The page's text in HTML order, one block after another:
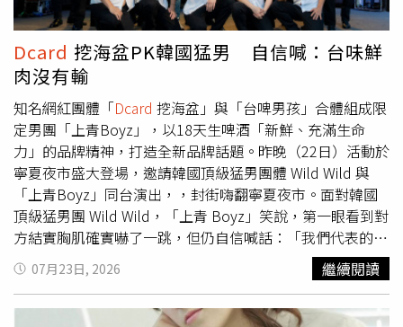
流，以及當事人是否選擇以正確方式面對感情問題，而不是
透過背叛伴侶來解決；至於婚外情會發生的原因，往往牽涉
情感需求、相處模式、自我控制能力及婚姻互動等多重因
素，並非僅憑年齡或外貌就能解釋。
下班前十分鐘交辦新任務，她沒有像以往一樣直接答應，而
是向主管說明，目前手上還有兩項工作正在進行，如果今天
優先處理新的工作，原本的進度勢必得延後，因此請主管決
定希望先完成哪一項。沒想到主管聽完後沉默了一下，最後
改口表示原本的工作可以隔天再完成。原PO認為，自從開
始要求主管協助排定工作優先順序後，對方也發現她不再默
默接受所有要求，下班前臨時交辦工作的情況因此少了許
多。不過，主管之後開始把快下班才冒出的工作轉交給另一
名同事。對方事後向她抱怨，她便分享自己的做法，建議同
事每天固定在下午4點及5點各主動詢問主管一次，是否還有
其他工作需要協助，提前確認當天工作內容，不讓主管有機
會等到下班前才突然加派任務。原PO表示，同事照著做
後，主管確實較少再利用下班前臨時交辦工作，久而久之似
乎也意識到這樣的安排並不妥當，原本經常上演的「下班前
Dcard 挖海盆PK韓國猛男 自信喊：台味鮮
肉沒有輸
知名網紅團體「Dcard 挖海盆」與「台啤男孩」合體組成限
定男團「上青Boyz」，以18天生啤酒「新鮮、充滿生命
力」的品牌精神，打造全新品牌話題。昨晚（22日）活動於
寧夏夜市盛大登場，邀請韓國頂級猛男團體 Wild Wild 與
「上青Boyz」同台演出，，封街嗨翻寧夏夜市。面對韓國
頂級猛男團 Wild Wild，「上青 Boyz」笑說，第一眼看到對
方結實胸肌確實嚇了一跳，但仍自信喊話：「我們代表的是
最正宗的台味鮮肉，台味鮮肉沒有輸！」 談到收到品牌邀
請，並與「台啤男孩」合體組成限定男團，挖海盆笑說，所
有人第一時間都忍不住直呼：「台啤瘋了吧？居然找我
07月23日, 2026 繼續閱讀